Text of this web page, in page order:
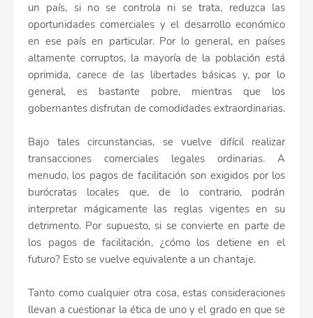
un país, si no se controla ni se trata, reduzca las
oportunidades comerciales y el desarrollo económico
en ese país en particular. Por lo general, en países
altamente corruptos, la mayoría de la población está
oprimida, carece de las libertades básicas y, por lo
general, es bastante pobre, mientras que los
gobernantes disfrutan de comodidades extraordinarias.
Bajo tales circunstancias, se vuelve difícil realizar
transacciones comerciales legales ordinarias. A
menudo, los pagos de facilitación son exigidos por los
burócratas locales que, de lo contrario, podrán
interpretar mágicamente las reglas vigentes en su
detrimento. Por supuesto, si se convierte en parte de
los pagos de facilitación, ¿cómo los detiene en el
futuro? Esto se vuelve equivalente a un chantaje.
Tanto como cualquier otra cosa, estas consideraciones
llevan a cuestionar la ética de uno y el grado en que se